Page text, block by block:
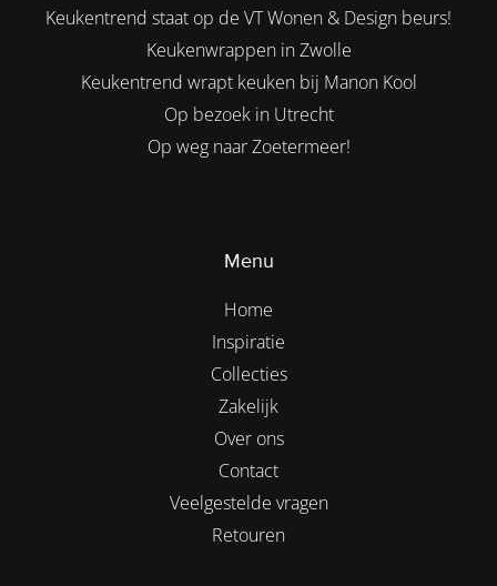
Keukentrend staat op de VT Wonen & Design beurs!
Keukenwrappen in Zwolle
Keukentrend wrapt keuken bij Manon Kool
Op bezoek in Utrecht
Op weg naar Zoetermeer!
Menu
Home
Inspiratie
Collecties
Zakelijk
Over ons
Contact
Veelgestelde vragen
Retouren